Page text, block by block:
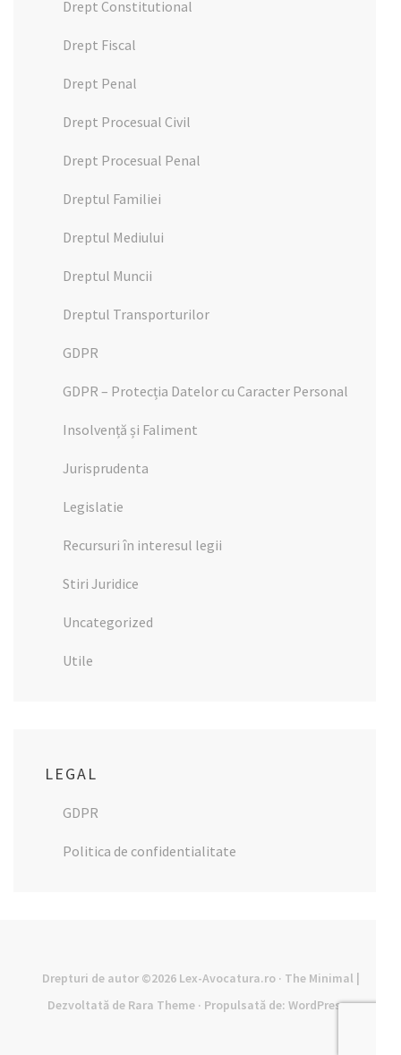
Drept Constitutional
Drept Fiscal
Drept Penal
Drept Procesual Civil
Drept Procesual Penal
Dreptul Familiei
Dreptul Mediului
Dreptul Muncii
Dreptul Transporturilor
GDPR
GDPR – Protecția Datelor cu Caracter Personal
Insolvență și Faliment
Jurisprudenta
Legislatie
Recursuri în interesul legii
Stiri Juridice
Uncategorized
Utile
LEGAL
GDPR
Politica de confidentialitate
Drepturi de autor ©2026 Lex-Avocatura.ro· The Minimal |
Dezvoltată de Rara Theme · Propulsată de: WordPress·